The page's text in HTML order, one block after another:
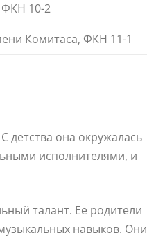
ФКН 10-2
Комитаса, ФКН 11-1
детства она окружалась
исполнителями, и
талант. Ее родители
навыков. Они